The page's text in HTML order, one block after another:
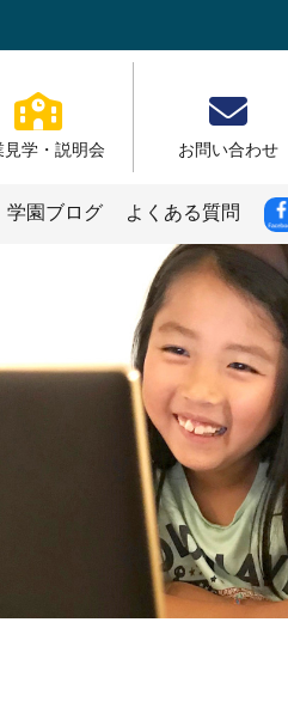
見学・説明会 お問い合わせ
学園ブログ よくある質問